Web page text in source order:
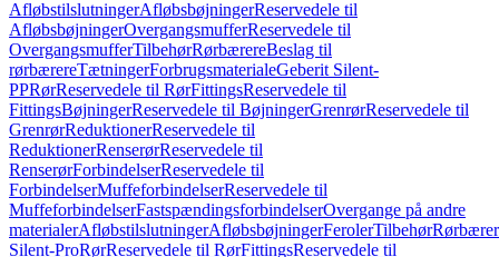
AfløbstilslutningerAfløbsbøjningerReservedele til
AfløbsbøjningerOvergangsmufferReservedele til
OvergangsmufferTilbehørRørbærereBeslag til
rørbærereTætningerForbrugsmaterialeGeberit Silent-
PPRørReservedele til RørFittingsReservedele til
FittingsBøjningerReservedele til BøjningerGrenrørReservedele til
GrenrørReduktionerReservedele til
ReduktionerRenserørReservedele til
RenserørForbindelserReservedele til
ForbindelserMuffeforbindelserReservedele til
MuffeforbindelserFastspændingsforbindelserOvergange på andre
materialerAfløbstilslutningerAfløbsbøjningerFerolerTilbehør
Silent-ProRørReservedele til RørFittingsReservedele til